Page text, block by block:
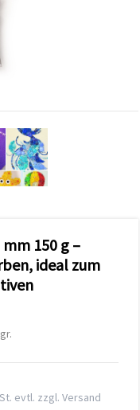
150 g –
ideal zum
evtl. zzgl. Versand